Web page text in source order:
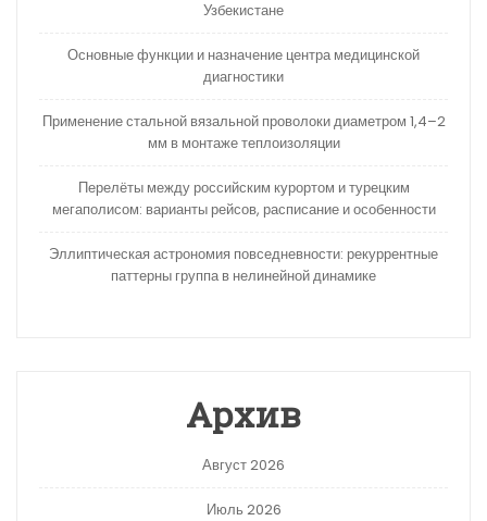
Узбекистане
Основные функции и назначение центра медицинской
диагностики
Применение стальной вязальной проволоки диаметром 1,4–2
мм в монтаже теплоизоляции
Перелёты между российским курортом и турецким
мегаполисом: варианты рейсов, расписание и особенности
Эллиптическая астрономия повседневности: рекуррентные
паттерны группа в нелинейной динамике
Архив
Август 2026
Июль 2026